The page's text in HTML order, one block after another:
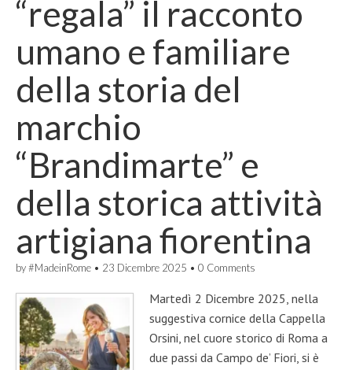
“regala” il racconto
umano e familiare
della storia del
marchio
“Brandimarte” e
della storica attività
artigiana fiorentina
by#MadeinRome • 23 Dicembre 2025 • 0 Comments
Martedì 2 Dicembre 2025, nella
suggestiva cornice della Cappella
Orsini, nel cuore storico di Roma a
due passi da Campo de’ Fiori, si è